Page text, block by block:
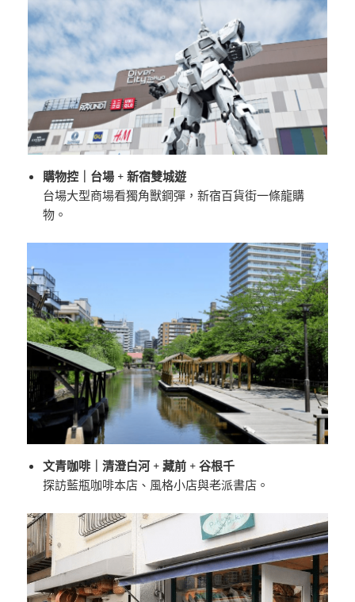
購物控｜台場 + 新宿雙城遊
台場大型商場看獨角獸鋼彈，新宿百貨街一條龍購
物。
文青咖啡｜清澄白河 + 藏前 + 谷根千
探訪藍瓶咖啡本店、風格小店與老派書店。